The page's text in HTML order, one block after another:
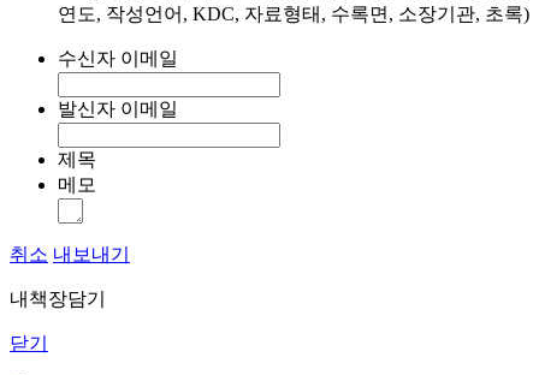
연도, 작성언어, KDC, 자료형태, 수록면, 소장기관, 초록)
수신자 이메일
발신자 이메일
제목
메모
취소 내보내기
내책장담기
닫기